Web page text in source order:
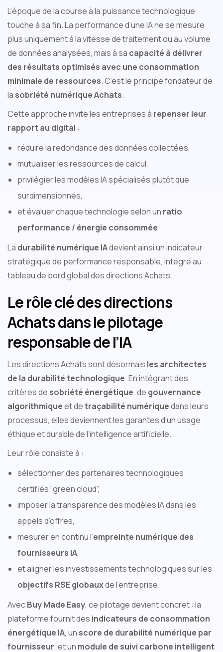
L’époque de la course à la puissance technologique
touche à sa fin. La performance d’une IA ne se mesure
plus uniquement à la vitesse de traitement ou au volume
de données analysées, mais à sa capacité à délivrer
des résultats optimisés avec une consommation
minimale de ressources. C’est le principe fondateur de
la sobriété numérique Achats.
Cette approche invite les entreprises à repenser leur
rapport au digital :
réduire la redondance des données collectées,
mutualiser les ressources de calcul,
privilégier les modèles IA spécialisés plutôt que
surdimensionnés,
et évaluer chaque technologie selon un ratio
performance / énergie consommée.
La durabilité numérique IAdevient ainsi un indicateur
stratégique de performance responsable, intégré au
tableau de bord global des directions Achats.
Le rôle clé des directions
Achats dans le pilotage
responsable de l’IA
Les directions Achats sont désormais les architectes
de la durabilité technologique. En intégrant des
critères de sobriété énergétique, de gouvernance
algorithmiqueet detraçabilité numériquedans leurs
processus, elles deviennent les garantes d’un usage
éthique et durable de l’intelligence artificielle.
Leur rôle consiste à :
sélectionner des partenaires technologiques
certifiés “green cloud”,
imposer la transparence des modèles IA dans les
appels d’offres,
mesurer en continu l’empreinte numérique des
fournisseurs IA,
et aligner les investissements technologiques sur les
objectifs RSE globauxde l’entreprise.
AvecBuy Made Easy, ce pilotage devient concret : la
plateforme fournit des indicateurs de consommation
énergétique IA, un score de durabilité numérique par
fournisseur, et un module de suivi carbone intelligent